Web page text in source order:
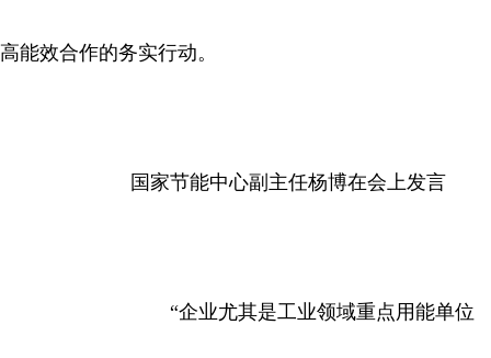
高能效合作的务实行动。
国家节能中心副主任杨博在会上发言
“企业尤其是工业领域重点用能单位